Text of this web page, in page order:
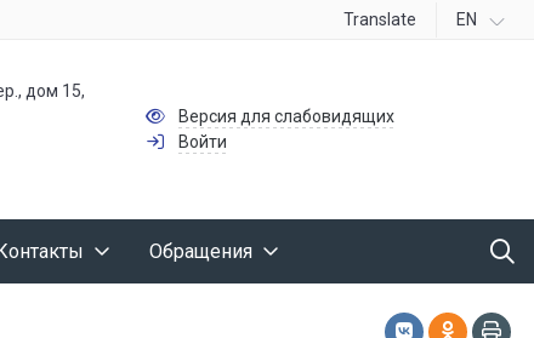
Translate EN
дом 15,
Версия для слабовидящих
Войти
Обращения